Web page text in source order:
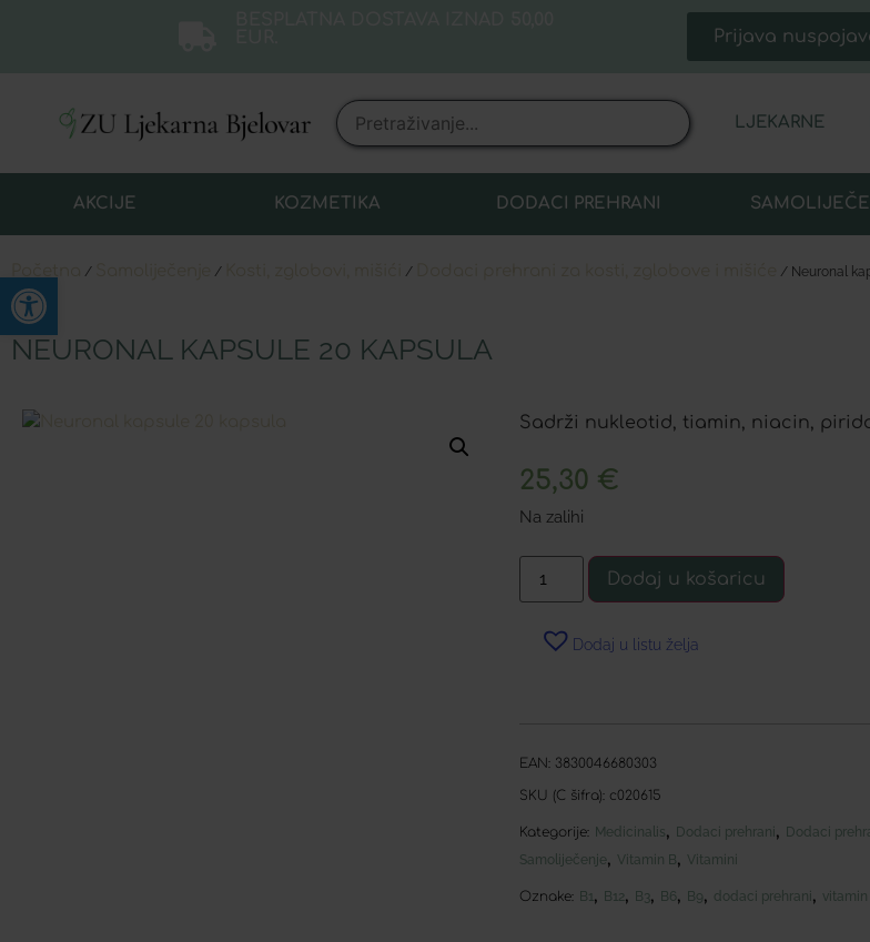
Open toolbar
Prijava
LJEKARNE
AKCIJE KOZMETIKA DODACI PREHRANI
/ / / / Neuronal
NEURONAL KAPSULE 20 KAPSULA
Sadrži nukleotid, tiamin, niacin,
25,30 €
Na zalihi
Dodaj u košaricu
Dodaj u listu želja
EAN: 3830046680303
SKU (C šifra): c020615
Kategorije: Medicinalis, Dodaci prehrani, Dodaci
Samoliječenje, Vitamin B, Vitamini
Oznake: B1 , B12 , B3 , B6, B9, dodaci prehrani, vitamin